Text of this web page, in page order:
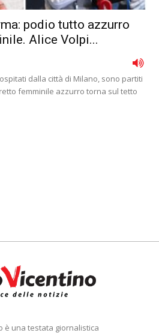
podio tutto azzurro
Alice Volpi...
dalla città di Milano, sono partiti
femminile azzurro torna sul tetto
è una testata giornalistica